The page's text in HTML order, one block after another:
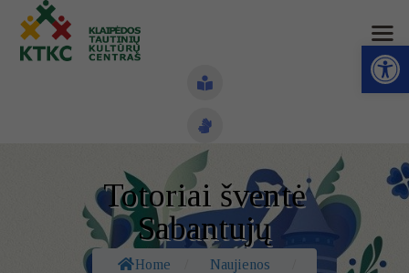
Open toolbar
Totoriai šventė
Sabantujų
Home Naujienos
Naujienos
Struktūra ir kontaktai
Veiklos sritys